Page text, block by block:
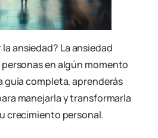
ansiedad? La ansiedad
en algún momento
guía completa, aprenderás
manejarla y transformarla
crecimiento personal.